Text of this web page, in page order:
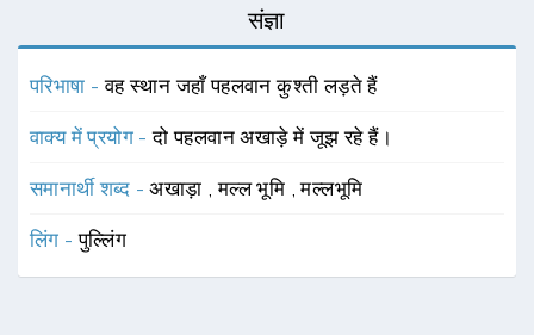
संज्ञा
परिभाषा -वह स्थान जहाँ पहलवान कुश्ती लड़ते हैं
वाक्य में प्रयोग -दो पहलवान अखाड़े में जूझ रहे हैं।
समानार्थी शब्द -अखाड़ा ,मल्ल भूमि ,मल्लभूमि
लिंग -पुल्लिंग